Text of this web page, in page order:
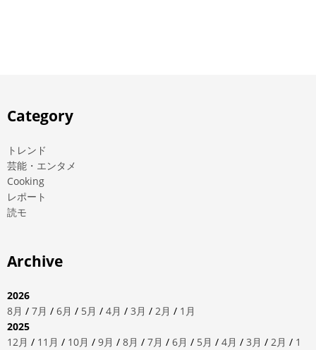
Category
トレンド
芸能・エンタメ
Cooking
レポート
読モ
Archive
2026
8月 / 7月 / 6月 / 5月 / 4月 / 3月 / 2月 / 1月
2025
12月 / 11月 / 10月 / 9月 / 8月 / 7月 / 6月 / 5月 / 4月 / 3月 / 2月 / 1